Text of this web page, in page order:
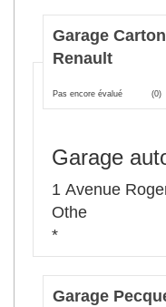
Garage
Renault
Pas encore évalué (0)
Garage
1 Avenue
Othe
*
Garage